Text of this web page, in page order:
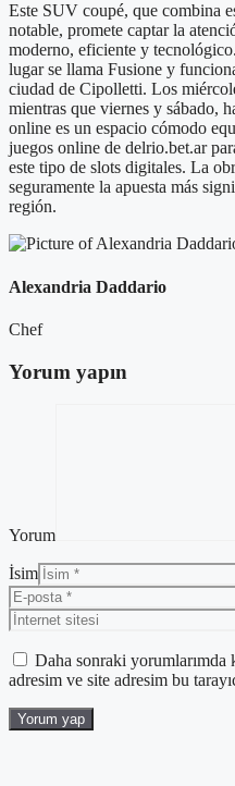
Este SUV coupé, que combina
notable, promete captar la
moderno, eficiente y
lugar se llama Fusione y
ciudad de Cipolletti. Los
mientras que viernes y sábado,
online es un espacio cómodo
juegos online de delrio.bet.ar
este tipo de slots digitales. La
seguramente la apuesta más
región.
Alexandria Daddario
Chef
Yorum yapın
Yorum
İsim
Daha sonraki yorumlarımda
adresim ve site adresim bu